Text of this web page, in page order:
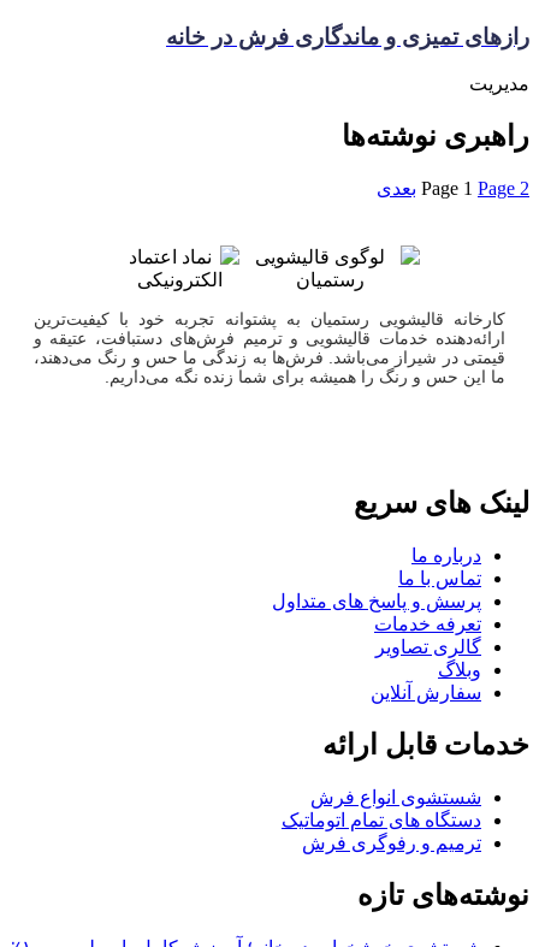
رازهای تمیزی و ماندگاری فرش در خانه
مدیریت
راهبری نوشته‌ها
Page 1 Page 2 بعدی
کارخانه قالیشویی رستمیان به پشتوانه تجربه خود با کیفیت‌ترین
ارائه‌دهنده خدمات قالیشویی و ترمیم فرش‌های دستبافت، عتیقه و
قیمتی در شیراز می‌باشد. فرش‌ها به زندگی ما حس و رنگ می‌دهند،
ما این حس و رنگ را همیشه برای شما زنده نگه می‌داریم.
لینک های سریع
درباره ما
تماس با ما
پرسش و پاسخ های متداول
تعرفه خدمات
گالری تصاویر
وبلاگ
سفارش آنلاین
خدمات قابل ارائه
شستشوی انواع فرش
دستگاه های تمام اتوماتیک
ترمیم و رفوگری فرش
نوشته‌های تازه